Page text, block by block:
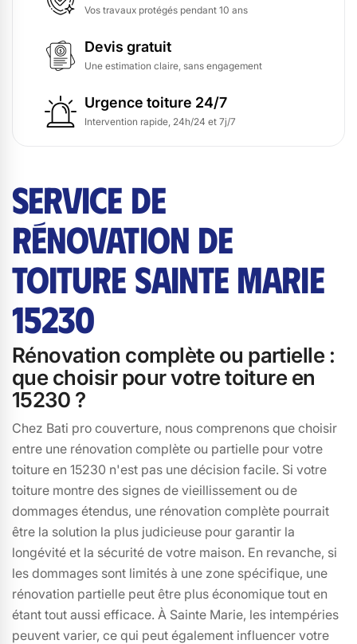
Vos travaux protégés pendant 10 ans
Devis gratuit
Une estimation claire, sans engagement
Urgence toiture 24/7
Intervention rapide, 24h/24 et 7j/7
SERVICE DE
RÉNOVATION DE
TOITURE SAINTE MARIE
15230
Rénovation complète ou partielle :
que choisir pour votre toiture en
15230 ?
Chez Bati pro couverture, nous comprenons que choisir
entre une rénovation complète ou partielle pour votre
toiture en 15230 n'est pas une décision facile. Si votre
toiture montre des signes de vieillissement ou de
dommages étendus, une rénovation complète pourrait
être la solution la plus judicieuse pour garantir la
longévité et la sécurité de votre maison. En revanche, si
les dommages sont limités à une zone spécifique, une
rénovation partielle peut être plus économique tout en
étant tout aussi efficace. À Sainte Marie, les intempéries
peuvent varier, ce qui peut également influencer votre